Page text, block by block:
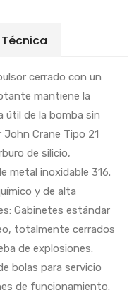
cerrado con un
mantiene la
útil de la bomba sin
Crane Tipo 21
de silicio,
metal inoxidable 316.
y de alta
Gabinetes estándar
totalmente cerrados
de explosiones.
bolas para servicio
de funcionamiento.